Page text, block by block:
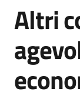
per
famiglie
Altri